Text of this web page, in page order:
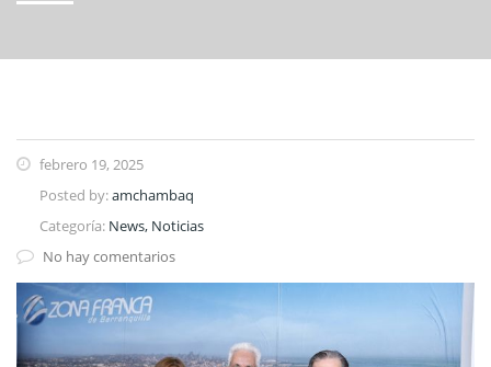
febrero 19, 2025
Posted by:amchambaq
Categoría: News, Noticias
No hay comentarios